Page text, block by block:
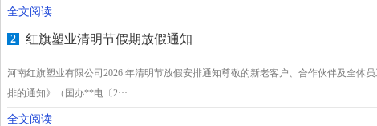
全文阅读
2 红旗塑业清明节假期放假通知
河南红旗塑业有限公司2026 年清明节放假安排通知尊敬的新老客户、合作伙伴及全体
排的通知》（国办**电〔2···
全文阅读